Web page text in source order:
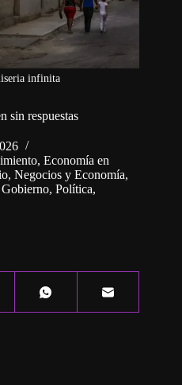
infinita
sin respuestas
, Economía en
, Negocios y Economía,
, Política,